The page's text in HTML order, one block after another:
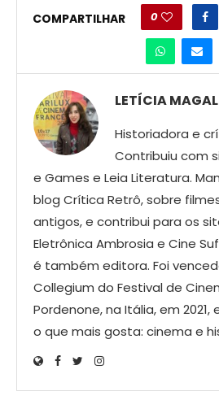
COMPARTILHAR 0
LETÍCIA
Historiadora e
Contribuiu com
e Games e Leia Literatura.
blog Crítica Retrô, sobre
antigos, e contribui para os
Eletrônica Ambrosia e Cine
é também editora. Foi
Collegium do Festival de
Pordenone, na Itália, em
o que mais gosta: cinema e